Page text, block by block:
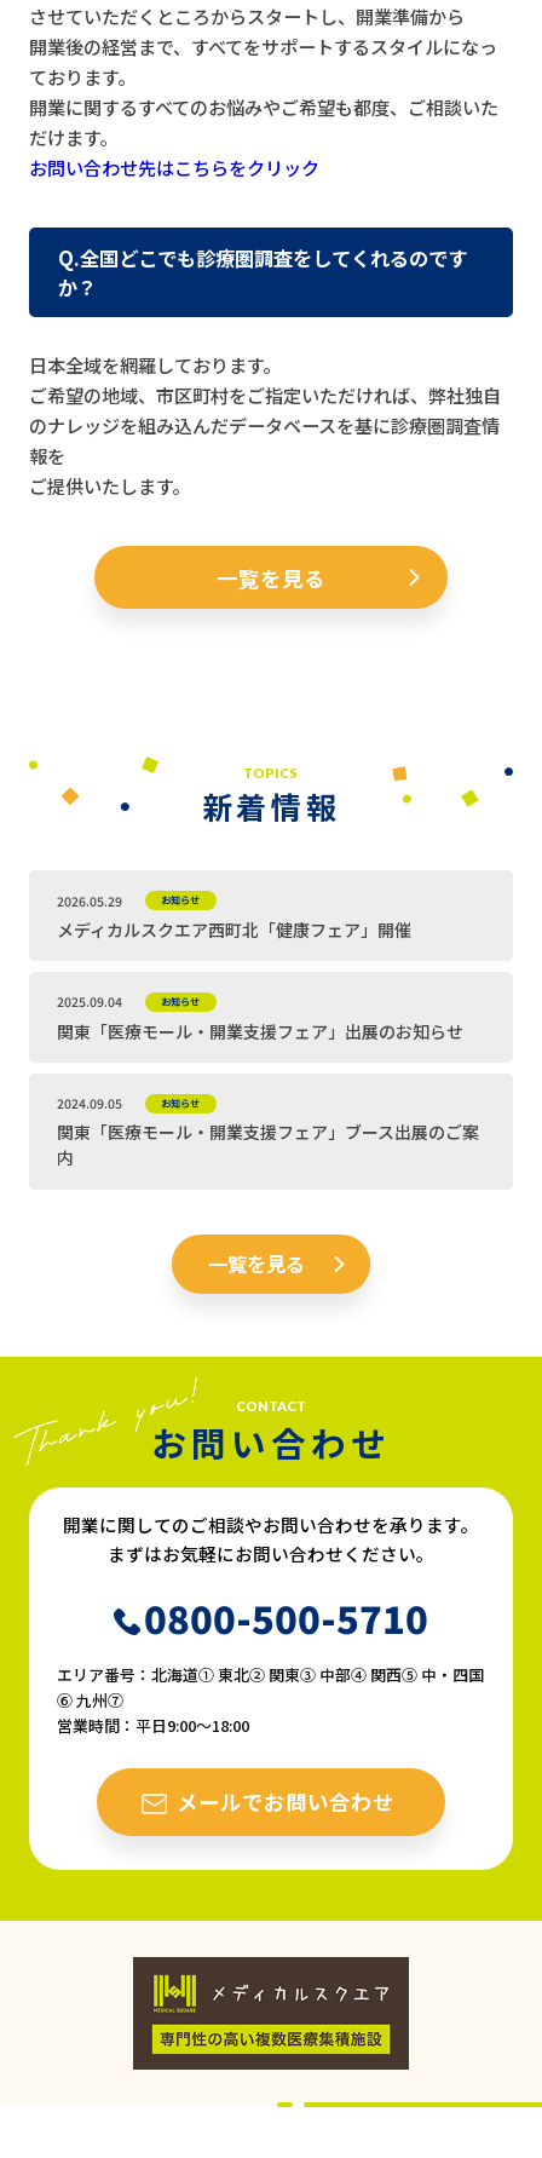
させていただくところからスタートし、開業準備から
開業後の経営まで、すべてをサポートするスタイルになっ
ております。
開業に関するすべてのお悩みやご希望も都度、ご相談いた
だけます。
お問い合わせ先はこちらをクリック
Q.全国どこでも診療圏調査をしてくれるのです
か？
日本全域を網羅しております。
ご希望の地域、市区町村をご指定いただければ、弊社独自
のナレッジを組み込んだデータベースを基に診療圏調査情
報を
ご提供いたします。
一覧を見る
TOPICS
新着情報
2026.05.29 お知らせ
メディカルスクエア西町北「健康フェア」開催
2025.09.04 お知らせ
関東「医療モール・開業支援フェア」出展のお知らせ
2024.09.05 お知らせ
関東「医療モール・開業支援フェア」ブース出展のご案
内
一覧を見る
CONTACT
お問い合わせ
開業に関してのご相談やお問い合わせを承ります。
まずはお気軽にお問い合わせください。
0800-500-5710
エリア番号：北海道① 東北② 関東③ 中部④ 関西⑤ 中・四国
⑥ 九州⑦
営業時間：平日9:00〜18:00
メールでお問い合わせ